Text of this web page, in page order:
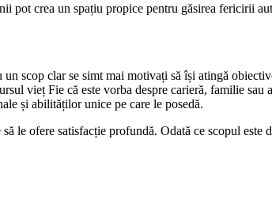
pot crea un spațiu propice pentru găsirea fericirii
scop clar se simt mai motivați să își atingă
vieț Fie că este vorba despre carieră, familie
și abilităților unice pe care le posedă.
le ofere satisfacție profundă. Odată ce scopul